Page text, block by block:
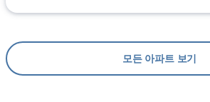
모든 아파트 보기